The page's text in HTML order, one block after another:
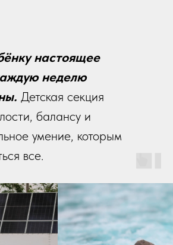
настоящее
неделю
Детская секция
балансу и
умение, которым
все.